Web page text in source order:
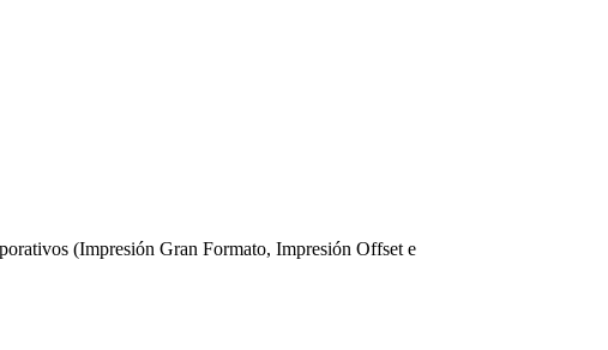
(Impresión Gran Formato, Impresión Offset e